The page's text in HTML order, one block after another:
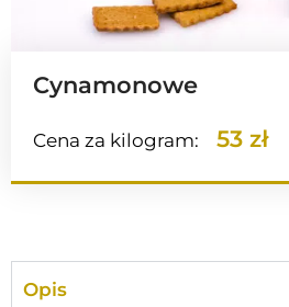
Cynamonowe
Cena za kilogram: 53 zł
Opis